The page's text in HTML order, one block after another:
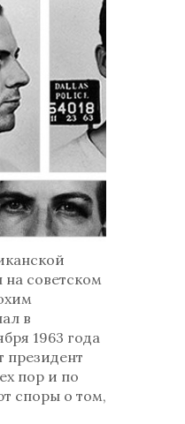
советском
в
1963 года
президент
пор и по
споры о том,